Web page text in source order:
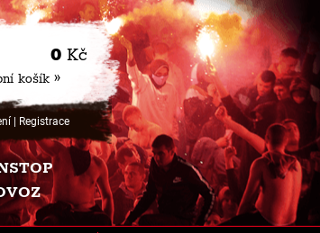
0 Kč
košík »
| Registrace